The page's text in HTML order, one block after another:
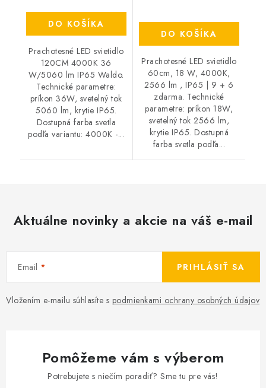
DO KOŠÍKA
Prachotesné LED svietidlo
120CM 4000K 36
W/5060 lm IP65 Waldo.
Technické parametre:
príkon 36W, svetelný tok
5060 lm, krytie IP65.
Dostupná farba svetla
podľa variantu: 4000K -...
DO KOŠÍKA
Prachotesné LED svietidlo
60cm, 18 W, 4000K,
2566 lm , IP65 | 9 + 6
zdarma. Technické
parametre: príkon 18W,
svetelný tok 2566 lm,
krytie IP65. Dostupná
farba svetla podľa...
Aktuálne novinky a akcie na váš e-mail
Email
Vložením e-mailu súhlasíte s podmienkami ochrany osobných údajov
PRIHLÁSIŤ SA
Pomôžeme vám s výberom
Potrebujete s niečím poradiť? Sme tu pre vás!